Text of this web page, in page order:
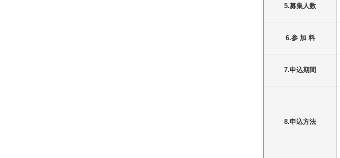
5.募集人数
6.参 加 料
7.申込期間
8.申込方法